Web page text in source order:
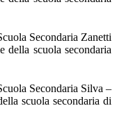
Secondaria Zanetti
scuola secondaria
Secondaria Silva –
scuola secondaria di